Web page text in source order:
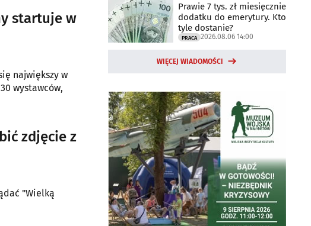
startuje w
największy w
wystawców,
zdjęcie z
"Wielką
Prawie 7 tys. zł miesięcznie
dodatku do emerytury. Kto
tyle dostanie?
PRACA 2026.08.06 14:00
WIĘCEJ WIADOMOŚCI